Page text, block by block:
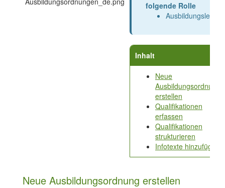
folgende Rolle
Ausbildungsleiter
Inhalt
Neue
Ausbildungsordnung
erstellen
Qualifikationen
erfassen
Qualifikationen
strukturieren
Infotexte hinzufügen
Neue Ausbildungsordnung erstellen